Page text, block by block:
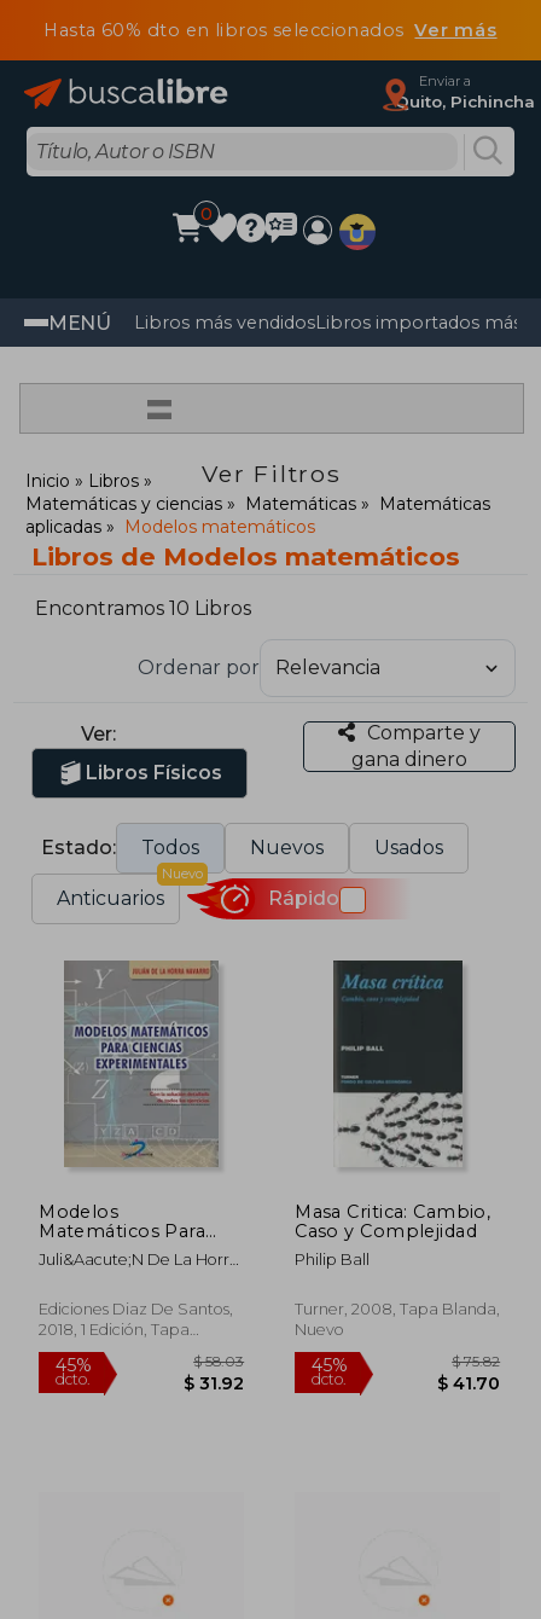
Hasta 60% dto en libros seleccionadosVer más
Enviar a
Quito, Pichincha
0
MENÚ Libros más vendidosLibros importados más
=
Ver Filtros
Inicio
Libros
Matemáticas y ciencias
Matemáticas
Matemáticas
aplicadas
Modelos matemáticos
Libros de Modelos matemáticos
Encontramos 10 Libros
Ordenar por
Ver:
Libros Físicos
Comparte y
gana dinero
Estado: Todos Nuevos Usados
Anticuarios
Nuevo
Rápido
Modelos
Matemáticos Para
Ciencias
Experimentales: Con
de Todos los
Ejercicios
Juli&Aacute;N De La Horra
Ediciones Diaz De Santos,
2018, 1 Edición, Tapa
Blanda, Nuevo
Masa Critica: Cambio,
Caso y Complejidad
Philip Ball
Turner, 2008, Tapa Blanda,
Nuevo